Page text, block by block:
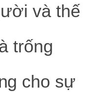
và thế
trống
cho sự